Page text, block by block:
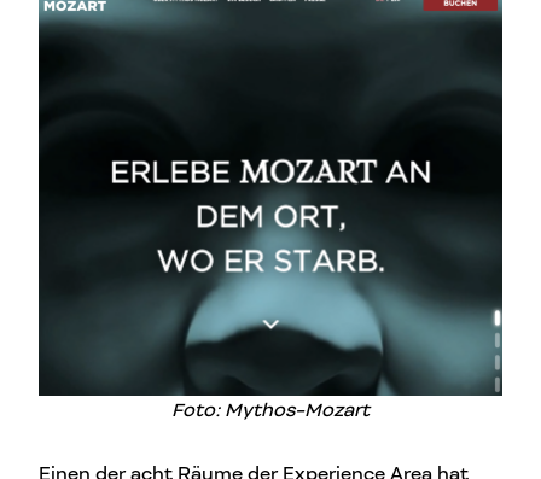
Foto: Mythos-Mozart
Einen der acht Räume der Experience Area hat